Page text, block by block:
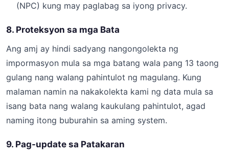
(NPC) kung may paglabag sa iyong privacy.
8. Proteksyon sa mga Bata
Ang amj ay hindi sadyang nangongolekta ng
impormasyon mula sa mga batang wala pang 13 taong
gulang nang walang pahintulot ng magulang. Kung
malaman namin na nakakolekta kami ng data mula sa
isang bata nang walang kaukulang pahintulot, agad
naming itong buburahin sa aming system.
9. Pag-update sa Patakaran